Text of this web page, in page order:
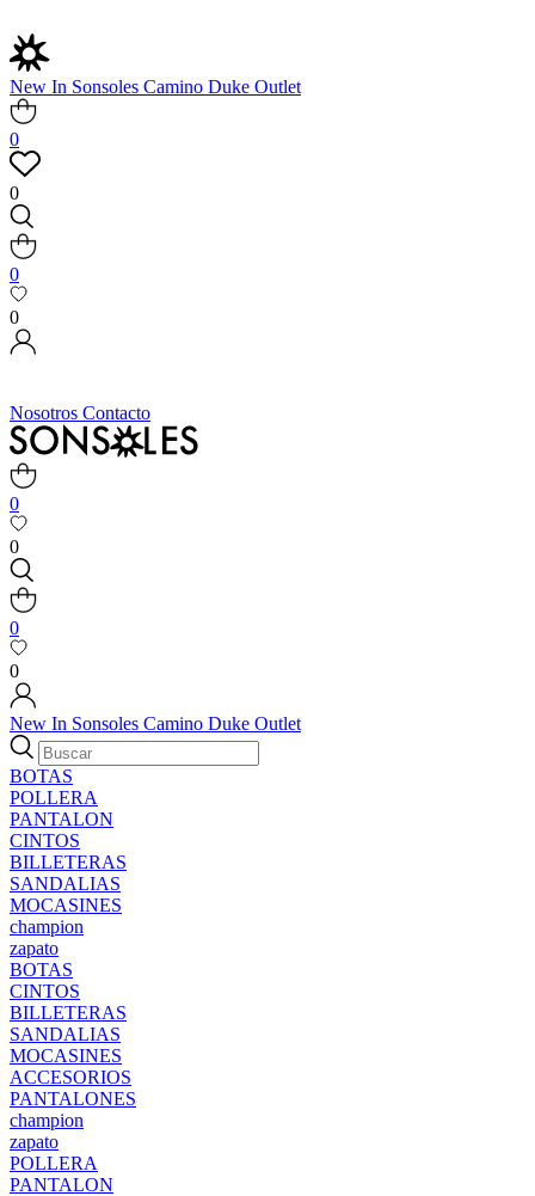
New In Sonsoles Camino Duke Outlet
0
0
0
0
Nosotros Contacto
0
0
0
0
New In Sonsoles Camino Duke Outlet
BOTAS
POLLERA
PANTALON
CINTOS
BILLETERAS
SANDALIAS
MOCASINES
champion
zapato
BOTAS
CINTOS
BILLETERAS
SANDALIAS
MOCASINES
ACCESORIOS
PANTALONES
champion
zapato
POLLERA
PANTALON